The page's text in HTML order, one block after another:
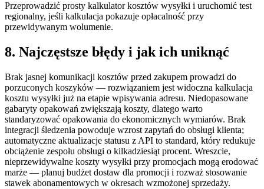
Przeprowadzić prosty kalkulator kosztów wysyłki i uruchomić test
regionalny, jeśli kalkulacja pokazuje opłacalność przy
przewidywanym wolumenie.
8. Najczęstsze błędy i jak ich uniknąć
Brak jasnej komunikacji kosztów przed zakupem prowadzi do
porzuconych koszyków — rozwiązaniem jest widoczna kalkulacja
kosztu wysyłki już na etapie wpisywania adresu. Niedopasowane
gabaryty opakowań zwiększają koszty, dlatego warto
standaryzować opakowania do ekonomicznych wymiarów. Brak
integracji śledzenia powoduje wzrost zapytań do obsługi klienta;
automatyczne aktualizacje statusu z API to standard, który redukuje
obciążenie zespołu obsługi o kilkadziesiąt procent. Wreszcie,
nieprzewidywalne koszty wysyłki przy promocjach mogą erodować
marże — planuj budżet dostaw dla promocji i rozważ stosowanie
stawek abonamentowych w okresach wzmożonej sprzedaży.